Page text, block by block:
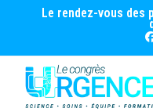
Le rendez-vous des